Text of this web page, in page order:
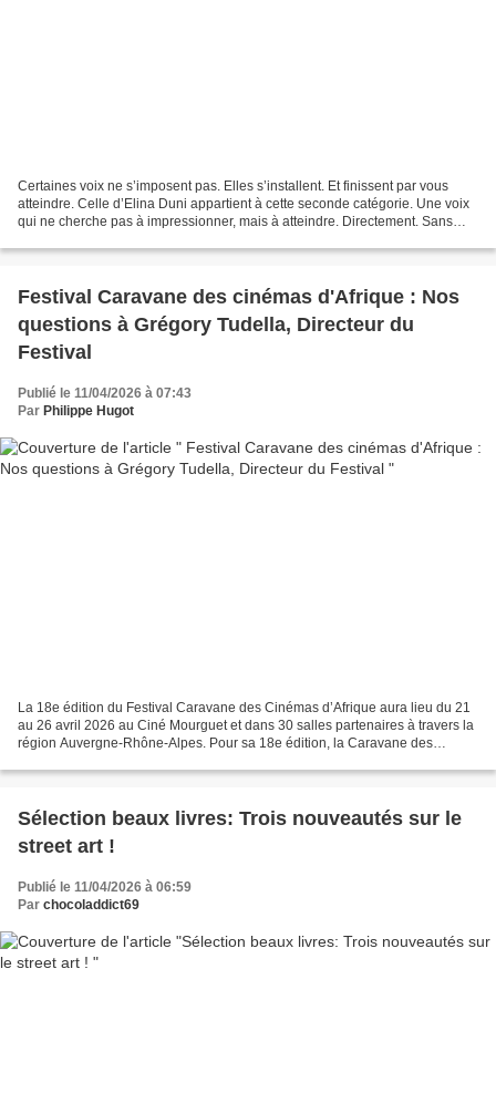
Certaines voix ne s’imposent pas. Elles s’installent. Et finissent par vous
atteindre. Celle d’Elina Duni appartient à cette seconde catégorie. Une voix
qui ne cherche pas à impressionner, mais à atteindre. Directement. Sans
Festival Caravane des cinémas d'Afrique : Nos
questions à Grégory Tudella, Directeur du
Festival
Publié le 11/04/2026 à 07:43
Par Philippe Hugot
La 18e édition du Festival Caravane des Cinémas d’Afrique aura lieu du 21
au 26 avril 2026 au Ciné Mourguet et dans 30 salles partenaires à travers la
région Auvergne-Rhône-Alpes. Pour sa 18e édition, la Caravane des
Sélection beaux livres: Trois nouveautés sur le
street art !
Publié le 11/04/2026 à 06:59
Par chocoladdict69